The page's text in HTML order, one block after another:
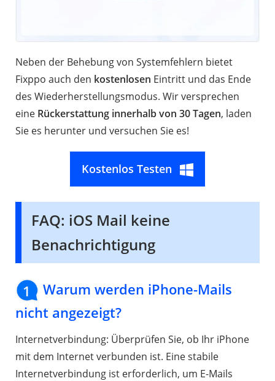
Neben der Behebung von Systemfehlern bietet
Fixppo auch den kostenlosen Eintritt und das Ende
des Wiederherstellungsmodus. Wir versprechen
eine Rückerstattung innerhalb von 30 Tagen, laden
Sie es herunter und versuchen Sie es!
Kostenlos Testen
FAQ: iOS Mail keine
Benachrichtigung
1
Warum werden iPhone-Mails
nicht angezeigt?
Internetverbindung: Überprüfen Sie, ob Ihr iPhone
mit dem Internet verbunden ist. Eine stabile
Internetverbindung ist erforderlich, um E-Mails